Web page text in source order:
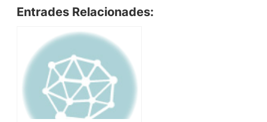
Entrades Relacionades: